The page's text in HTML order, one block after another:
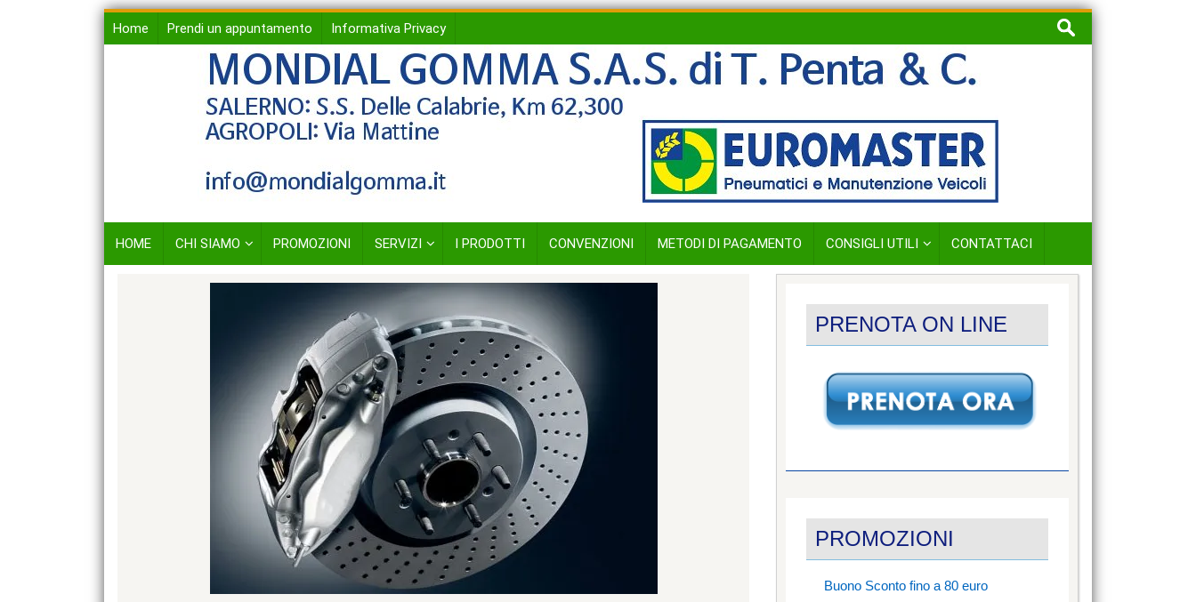
Skip
to
Home Prendi un appuntamento Informativa Privacy
Ricerca
per:
HOME CHI SIAMO PROMOZIONI SERVIZI I PRODOTTI CONVENZIONI METODI DI PAGAMENTO CONSIGLI UTILI CONTATTACI
PRENOTA ON LINE
PROMOZIONI
Buono Sconto fino a 80 euro